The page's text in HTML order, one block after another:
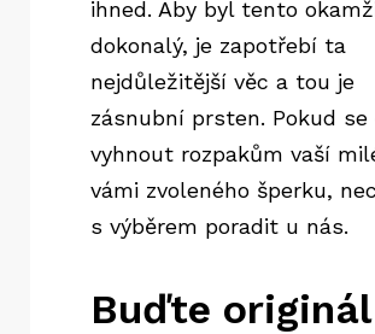
ihned. Aby byl tento
dokonalý, je zapotřebí ta
nejdůležitější věc a tou je
zásnubní prsten. Pokud
vyhnout rozpakům vaší
vámi zvoleného šperku,
s výběrem poradit u nás.
Buďte originál